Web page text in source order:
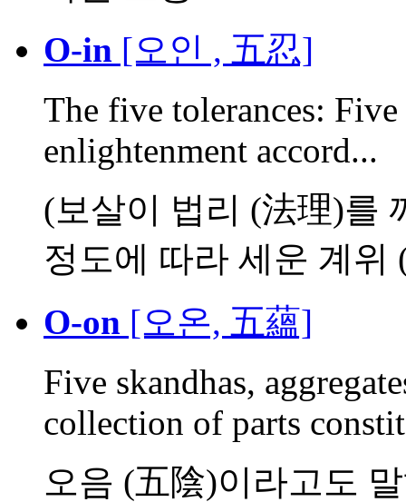
O-in [오인 , 五忍]
The five tolerances:
enlightenment accord...
(보살이 법리 (法理)를
정도에 따라 세운 계위
O-on [오온, 五蘊]
Five skandhas,
collection of parts
오음 (五陰)이라고도 말